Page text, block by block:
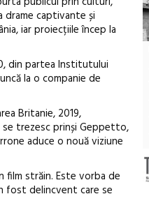
drame captivante și
iar proiecțiile încep la
din partea Institutului
la o companie de
Britanie, 2019,
trezesc prinși Geppetto,
aduce o nouă viziune
film străin. Este vorba de
fost delincvent care se